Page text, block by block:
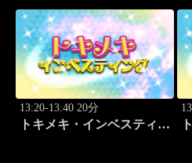
13:20-13:40 20分
トキメキ・インベスティン